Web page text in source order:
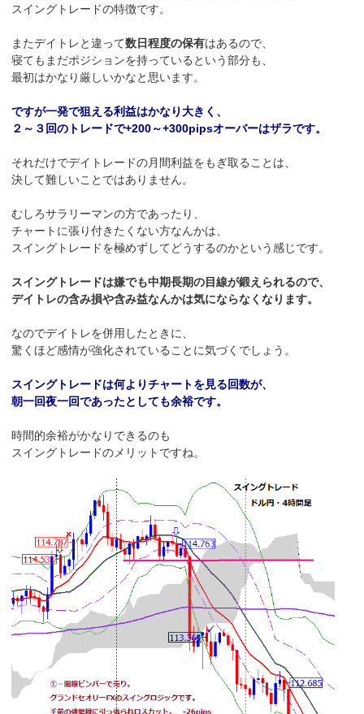
スイングトレードの特徴です。
またデイトレと違って数日程度の保有はあるので、
寝てもまだポジションを持っているという部分も、
最初はかなり厳しいかなと思います。
ですが一発で狙える利益はかなり大きく、
２～３回のトレードで+200～+300pipsオーバーはザラです。
それだけでデイトレードの月間利益をもぎ取ることは、
決して難しいことではありません。
むしろサラリーマンの方であったり、
チャートに張り付きたくない方なんかは、
スイングトレードを極めずしてどうするのかという感じです。
スイングトレードは嫌でも中期長期の目線が鍛えられるので、
デイトレの含み損や含み益なんかは気にならなくなります。
なのでデイトレを併用したときに、
驚くほど感情が強化されていることに気づくでしょう。
スイングトレードは何よりチャートを見る回数が、
朝一回夜一回であったとしても余裕です。
時間的余裕がかなりできるのも
スイングトレードのメリットですね。